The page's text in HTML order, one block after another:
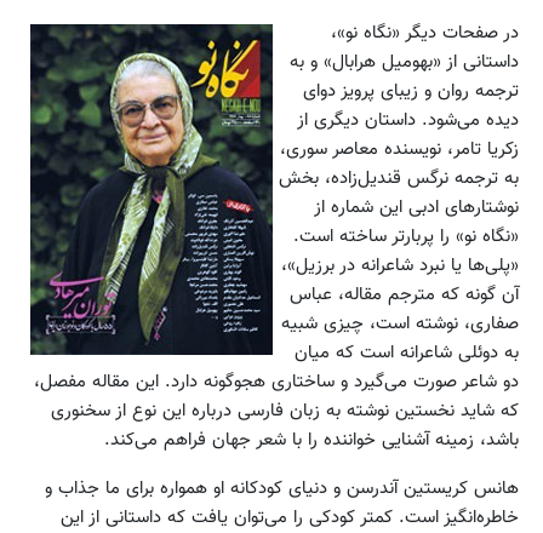
در صفحات دیگر «نگاه نو»،
داستانی از «بهومیل هرابال» و به
ترجمه روان و زیبای پرویز دوای
دیده می‌شود. داستان دیگری از
زکریا تامر، نویسنده معاصر سوری،
به ترجمه نرگس قندیل‌زاده، بخش
نوشتارهای ادبی این شماره از
«نگاه نو» را پربارتر ساخته است.
«‌پلی‌ها یا نبرد شاعرانه در برزیل»،
آن گونه که مترجم مقاله، عباس
صفاری، نوشته است، چیزی شبیه
به دوئلی شاعرانه است که میان
دو شاعر صورت می‌گیرد و ساختاری هجوگونه دارد. این مقاله مفصل،
که شاید نخستین نوشته به زبان فارسی درباره این نوع از سخنوری
باشد، زمینه آشنایی خواننده را با شعر جهان فراهم می‌کند.
هانس کریستین آندرسن و دنیای کودکانه او همواره برای ما جذاب و
خاطره‌انگیز است. کمتر کودکی را می‌توان یافت که داستانی از این